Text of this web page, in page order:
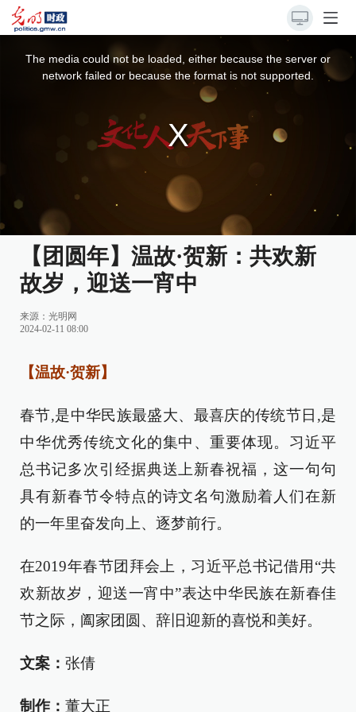
The media could not be loaded, either because the server or
network failed or because the format is not supported.
【团圆年】温故·贺新：共欢新
故岁，迎送一宵中
来源： 光明网
2024-02-11 08:00
【温故·贺新】
春节,是中华民族最盛大、最喜庆的传统节日,是
中华优秀传统文化的集中、重要体现。习近平
总书记多次引经据典送上新春祝福，这一句句
具有新春节令特点的诗文名句激励着人们在新
的一年里奋发向上、逐梦前行。
在2019年春节团拜会上，习近平总书记借用“共
欢新故岁，迎送一宵中”表达中华民族在新春佳
节之际，阖家团圆、辞旧迎新的喜悦和美好。
文案： 张倩
制作： 董大正